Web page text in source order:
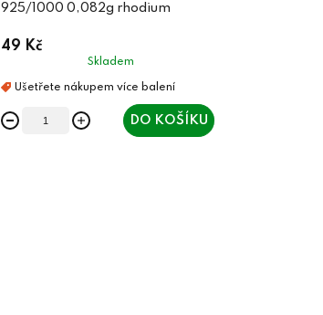
925/1000 0,082g rhodium
49 Kč
Skladem
DO KOŠÍKU